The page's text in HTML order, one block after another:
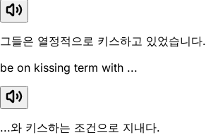
그들은 열정적으로 키스하고 있었습니다.
be on kissing term with ...
...와 키스하는 조건으로 지내다.